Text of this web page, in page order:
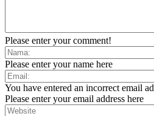
Please enter your comment!
Please enter your name here
You have entered an incorrect email
Please enter your email address here